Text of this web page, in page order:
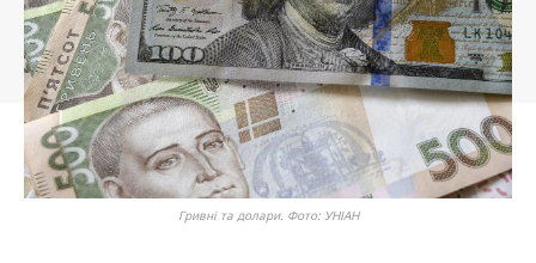
Гривні та долари. Фото: УНІАН